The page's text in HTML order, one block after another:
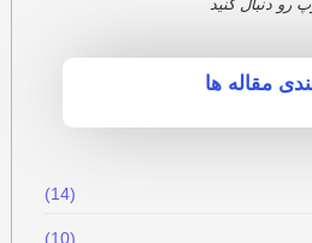
رو دنبال کنید
مقاله ها
(14)
(10)